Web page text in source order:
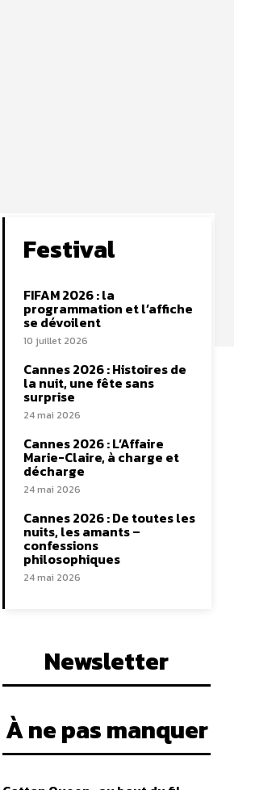
Festival
FIFAM 2026 : la
programmation et l’affiche
se dévoilent
10 juillet 2026
Cannes 2026 : Histoires de
la nuit, une fête sans
surprise
24 mai 2026
Cannes 2026 : L’Affaire
Marie-Claire, à charge et
décharge
24 mai 2026
Cannes 2026 : De toutes les
nuits, les amants –
confessions
philosophiques
24 mai 2026
Newsletter
À ne pas manquer